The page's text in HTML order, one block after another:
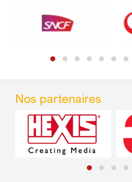
Nos partenaires